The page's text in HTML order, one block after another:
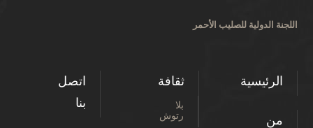
اللجنة الدولية للصليب الأحمر
الرئيسية
من
ثقافة
بلا
رتوش
اتصل
بنا